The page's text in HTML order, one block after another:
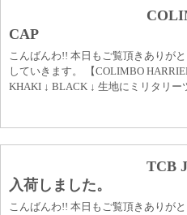
CAP
こんばんわ!! 本日もご覧頂きありが
していきます。 【COLIMBO
KHAKI ↓ BLACK ↓ 生地にミリタリ
TCB
入荷しました。
こんばんわ!! 本日もご覧頂きありが